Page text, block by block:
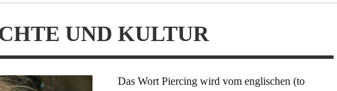
UND KULTUR
Das Wort Piercing wird vom englischen (to